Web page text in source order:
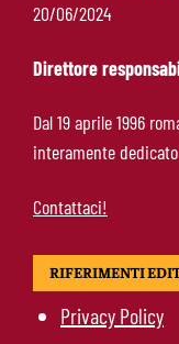
20/06/2024
Direttore
Dal 19 aprile 1996
interamente dedicato
Contattaci!
RIFERIMENTI
Privacy Policy